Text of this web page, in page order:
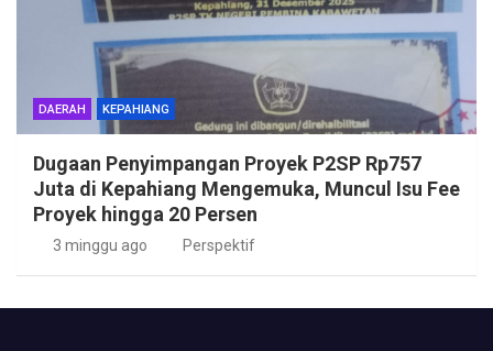
DAERAH KEPAHIANG
Dugaan Penyimpangan Proyek P2SP Rp757
Juta di Kepahiang Mengemuka, Muncul Isu Fee
Proyek hingga 20 Persen
3 minggu ago Perspektif